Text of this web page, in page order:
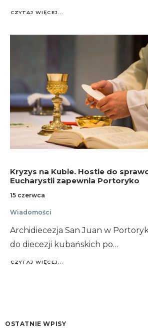
CZYTAJ WIĘCEJ...
Kryzys na Kubie. Hostie do
Eucharystii zapewnia Portoryko
15 czerwca
Wiadomości
Archidiecezja San Juan w
do diecezji kubańskich po…
CZYTAJ WIĘCEJ...
OSTATNIE WPISY